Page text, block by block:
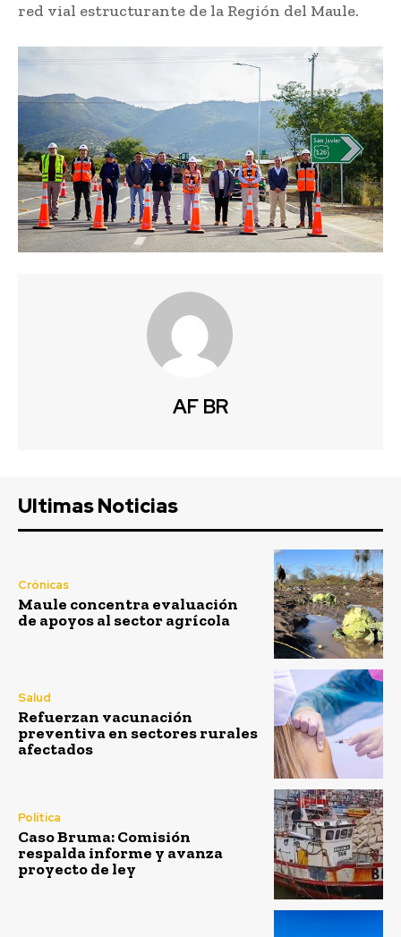
red vial estructurante de la Región del Maule.
AF BR
Ultimas Noticias
Crónicas
Maule concentra evaluación
de apoyos al sector agrícola
Salud
Refuerzan vacunación
preventiva en sectores rurales
afectados
Política
Caso Bruma: Comisión
respalda informe y avanza
proyecto de ley